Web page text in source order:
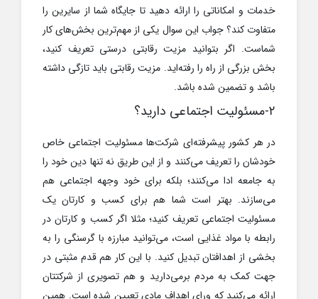
خدمات و امکاناتی را ارائه دهید تا جایگاه شما از سایرین را
متفاوت کند؟ جواب این سوال یکی از مهم‌ترین بخش‌های کار
شماست. اگر بتوانید مزیت رقابتی درستی تعریف کنید،
بخش بزرگی از راه را رفته‌‎اید. مزیت رقابتی باید تازگی داشته
باشد و تضمین شده باشد.
۲-مسئولیت اجتماعی دارید؟
در هر کشور پیشرفته‌ای شرکت‌ها مسئولیت اجتماعی خاص
خودشان را تعریف می‌کنند و از این طریق نه تنها دین خود را
به جامعه ادا می‌کنند؛ بلکه برای خود وجهه اجتماعی هم
می‌سازند. بهتر است شما هم برای کسب و کارتان یک
مسئولیت اجتماعی تعریف کنید؛ مثلا اگر کسب و کارتان در
رابطه با مواد غذایی است، می‌توانید مبارزه با گرسنگی را به
بخشی از اهدافتان تبدیل کنید. با این کار هم قدم مثبتی در
جهت کمک به مردم برمی‌دارید و هم تصویری از شرکتتان
ارائه می‌کنید که ورای اهداف مادی تعیین شده است. همین